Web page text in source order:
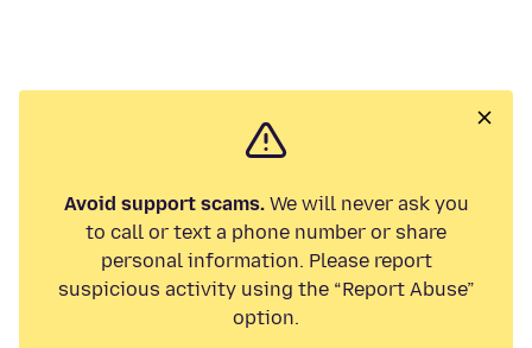
Avoid support scams.We will never ask you
to call or text a phone number or share
personal information. Please report
suspicious activity using the “Report Abuse”
option.